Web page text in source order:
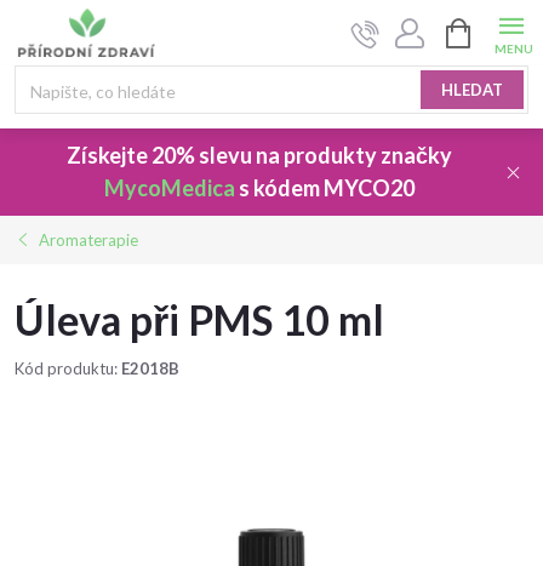
obsah
HLEDAT
KOŠÍK
Získejte 20% slevu na produkty značky
MycoMedica s kódemMYCO20
Aromaterapie
Úleva při PMS 10 ml
Kód produktu: E2018B